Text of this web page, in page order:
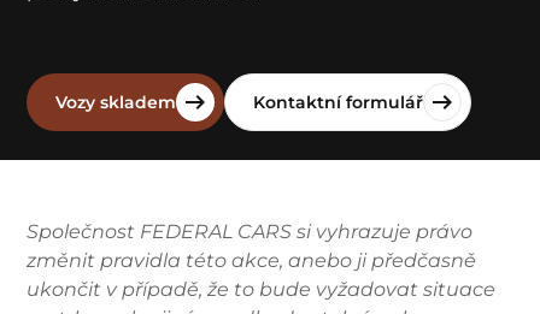
Vozy skladem Kontaktní formulář
Společnost FEDERAL CARS si vyhrazuje právo
změnit pravidla této akce, anebo ji předčasně
ukončit v případě, že to bude vyžadovat situace